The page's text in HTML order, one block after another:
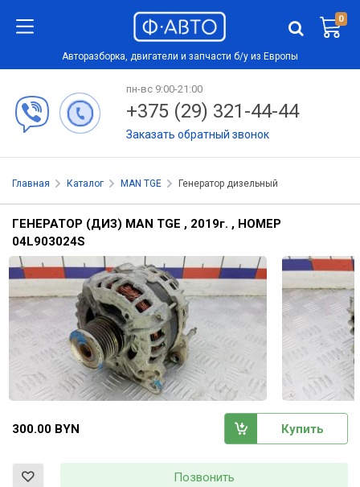
0
Авторазборка, двигатели и запчасти б/у из Европы
пн-вс 9:00-21:00
+375 (29) 321-44-44
Заказать обратный звонок
Главная Каталог MAN TGE Генератор дизельный
ГЕНЕРАТОР (ДИЗ) MAN TGE , 2019г. , НОМЕР
04L903024S
300.00 BYN Купить
Позвонить